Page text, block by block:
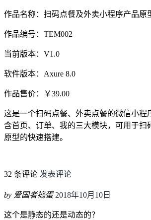
作品名称：扫码点餐及外卖小程序产品原
作品编号：TEM002
当前版本：V1.0
软件版本：Axure 8.0
作品售价：￥39.00
这是一个扫码点餐、外卖点餐的微信小程
含首页、订单、我的三大模块，可用于扫
原型的快速搭建。
32 条评论 发表评论
by 爱国者捣蛋 2018年10月10日
这个是静态的还是动态的？